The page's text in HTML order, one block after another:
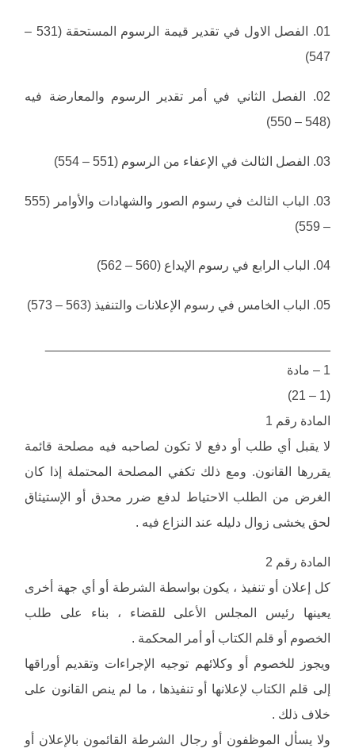
01. الفصل الاول في تقدير قيمة الرسوم المستحقة (531 –
547)
02. الفصل الثاني في أمر تقدير الرسوم والمعارضة فيه
(548 – 550)
03. الفصل الثالث في الإعفاء من الرسوم (551 – 554)
03. الباب الثالث في رسوم الصور والشهادات والأوامر (555
– 559)
04. الباب الرابع في رسوم الإيداع (560 – 562)
05. الباب الخامس في رسوم الإعلانات والتنفيذ (563 – 573)
1 – مادة
(1 – 21)
المادة رقم 1
لا يقبل أي طلب أو دفع لا تكون لصاحبه فيه مصلحة قائمة
يقررها القانون. ومع ذلك تكفي المصلحة المحتملة إذا كان
الغرض من الطلب الاحتياط لدفع ضرر محدق أو الإستيثاق
لحق يخشى زوال دليله عند النزاع فيه .
المادة رقم 2
كل إعلان أو تنفيذ ، يكون بواسطة الشرطة أو أي جهة أخرى
يعينها رئيس المجلس الأعلى للقضاء ، بناء على طلب
الخصوم أو قلم الكتاب أو أمر المحكمة .
ويجوز للخصوم أو وكلائهم توجيه الإجراءات وتقديم أوراقها
إلى قلم الكتاب لإعلانها أو تنفيذها ، ما لم ينص القانون على
خلاف ذلك .
ولا يسأل الموظفون أو رجال الشرطة القائمون بالإعلان أو